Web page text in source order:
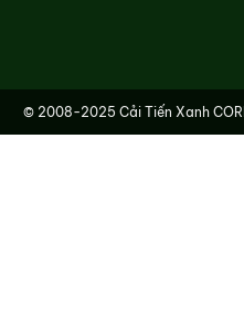
© 2008-2025 Cải Tiến Xanh